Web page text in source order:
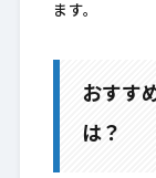
ます。
おすす
は？